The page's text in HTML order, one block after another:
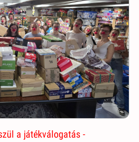
a játékválogatás -